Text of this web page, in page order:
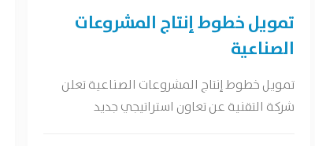
تمويل خطوط إنتاج المشروعات
الصناعية
تمويل خطوط إنتاج المشروعات الصناعية تعلن
شركة التقنية عن تعاون استراتيجي جديد